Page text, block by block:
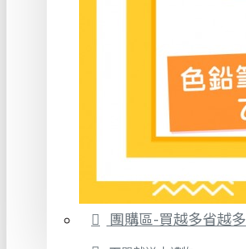
團購區-買越多省越多